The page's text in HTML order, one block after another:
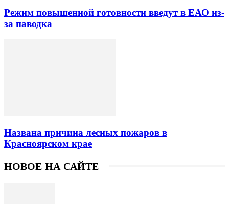
Режим повышенной готовности введут в ЕАО из-
за паводка
Названа причина лесных пожаров в
Красноярском крае
НОВОЕ НА САЙТЕ